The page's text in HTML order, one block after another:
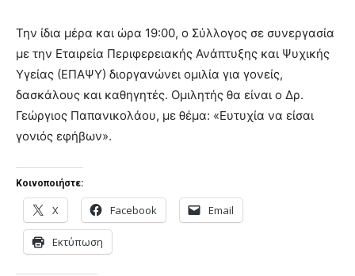
Την ίδια μέρα και ώρα 19:00, ο Σύλλογος σε συνεργασία
με την Εταιρεία Περιφερειακής Ανάπτυξης και Ψυχικής
Υγείας (ΕΠΑΨΥ) διοργανώνει ομιλία για γονείς,
δασκάλους και καθηγητές. Ομιλητής θα είναι ο Δρ.
Γεώργιος Παπανικολάου, με θέμα: «Ευτυχία να είσαι
γονιός εφήβων».
Κοινοποιήστε:
X Facebook Email
Εκτύπωση